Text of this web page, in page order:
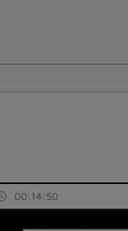
00:14:50